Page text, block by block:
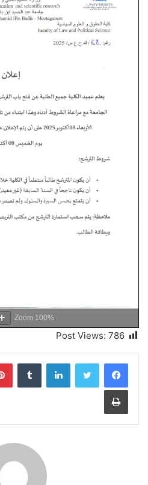
Zoom 100%
Post Views: 786
لينكدإن
طباعة